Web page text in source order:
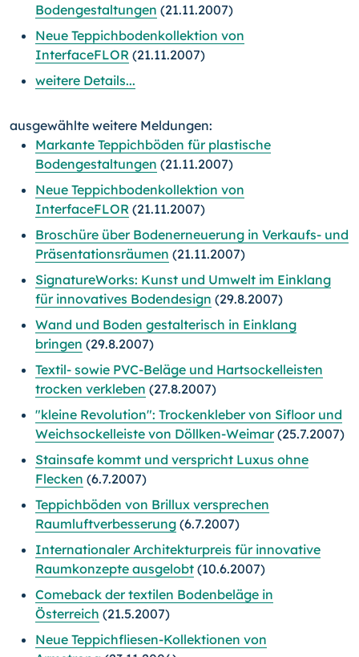
Bodengestaltungen (21.11.2007)
Neue Teppichbodenkollektion von
InterfaceFLOR (21.11.2007)
weitere Details...
ausgewählte weitere Meldungen:
Markante Teppichböden für plastische
Bodengestaltungen (21.11.2007)
Neue Teppichbodenkollektion von
InterfaceFLOR (21.11.2007)
Broschüre über Bodenerneuerung in Verkaufs- und
Präsentationsräumen (21.11.2007)
SignatureWorks: Kunst und Umwelt im Einklang
für innovatives Bodendesign (29.8.2007)
Wand und Boden gestalterisch in Einklang
bringen (29.8.2007)
Textil- sowie PVC-Beläge und Hartsockelleisten
trocken verkleben (27.8.2007)
"kleine Revolution": Trockenkleber von Sifloor und
Weichsockelleiste von Döllken-Weimar(25.7.2007)
Stainsafe kommt und verspricht Luxus ohne
Flecken (6.7.2007)
Teppichböden von Brillux versprechen
Raumluftverbesserung (6.7.2007)
Internationaler Architekturpreis für innovative
Raumkonzepte ausgelobt (10.6.2007)
Comeback der textilen Bodenbeläge in
Österreich (21.5.2007)
Neue Teppichfliesen-Kollektionen von